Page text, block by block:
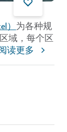
）为各种规
域，每个区
读更多